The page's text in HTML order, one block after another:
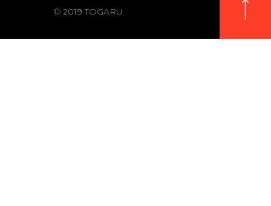
© 2019 TOGARU